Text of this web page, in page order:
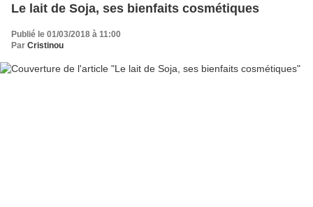
Le lait de Soja, ses bienfaits cosmétiques
Publié le 01/03/2018 à 11:00
Par Cristinou